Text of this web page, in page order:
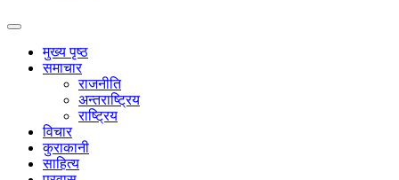
मुख्य पृष्ठ
समाचार
राजनीति
अन्तराष्ट्रिय
राष्ट्रिय
विचार
कुराकानी
साहित्य